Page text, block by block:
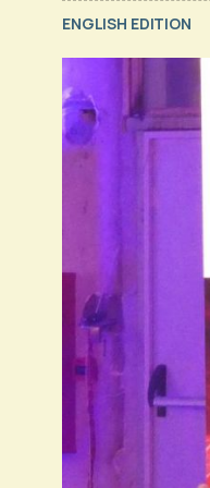
ENGLISH EDITION